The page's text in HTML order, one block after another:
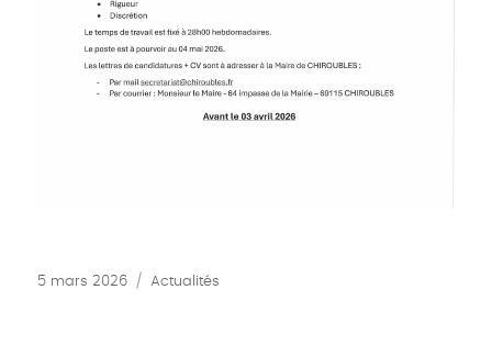
Publié
5 mars 2026 Catégories
Actualités